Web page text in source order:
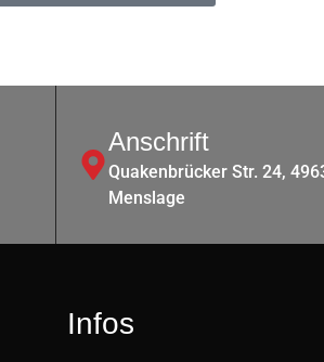
Anschrift
Quakenbrücker Str. 24,
Menslage
Infos